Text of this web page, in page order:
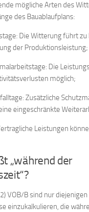
mögliche Arten des
des Bauablaufplans:
Die Witterung führt zu
der Produktionsleistung;
Die
möglich;
Zusätzliche
eingeschränkte
Leistungen
„während der
VOB/B sind nur diejenigen
einzukalkulieren, die